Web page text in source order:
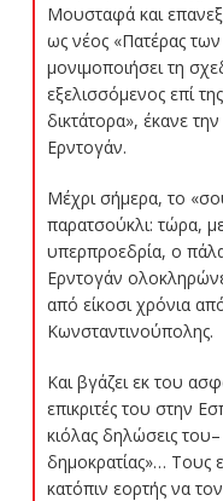
Μουσταφά και
ως νέος «Πατέρας
μονιμοποιήσει τη
εξελισσόμενος επί
δικτάτορα», έκανε
Ερντογάν.
Μέχρι σήμερα, το
παρατσούκλι: τώρα,
υπερπροεδρία, ο
Ερντογάν
από είκοσι χρόνια
Κωνσταντινούπολης.
Και βγάζει εκ του
επικριτές του στην
κιόλας δηλώσεις
δημοκρατίας»… Τους
κατόπιν εορτής να